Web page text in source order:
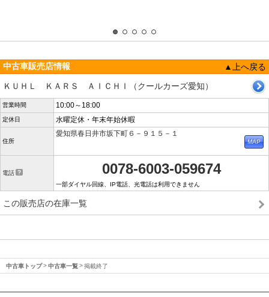
中古車販売店情報
▲上へ戻る
ＫＵＨＬ ＫＡＲＳ ＡＩＣＨＩ（クールカーズ愛知）
営業時間 10:00～18:00
定休日 水曜定休・年末年始休暇
住所
愛知県春日井市坂下町６－９１５－１
電話 0078-6003-059674
一部ダイヤル回線、IP電話、光電話は利用できません
この販売店の在庫一覧
中古車トップ 中古車一覧 掲載終了